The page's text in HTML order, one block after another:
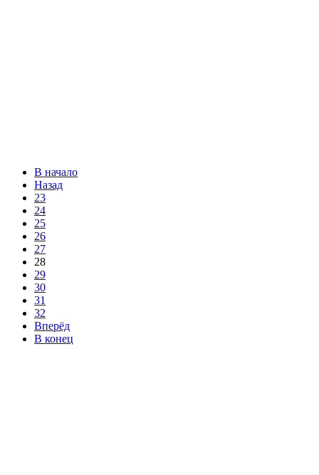
В начало
Назад
23
24
25
26
27
28
29
30
31
32
Вперёд
В конец